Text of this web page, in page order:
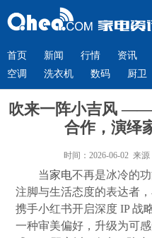
首页 新闻 行情 资讯
空调
洗衣机 数码 厨卫
吹来一阵小吉风 ——
合作，演绎
时间：2026-06-02 来源
当家电不再是冰冷的
注脚与生活态度的表达者
携手小红书开启深度 IP 战
一种审美偏好，升级为可